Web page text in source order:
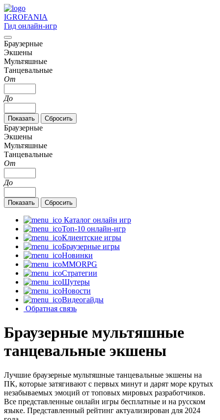
IGROFANIA
Гид онлайн-игр
Браузерные
Экшены
Мультяшные
Танцевальные
От
До
Браузерные
Экшены
Мультяшные
Танцевальные
От
До
Каталог онлайн игр
Топ-10 онлайн-игр
Клиентские игры
Браузерные игры
Новинки
MMORPG
Стратегии
Шутеры
Новости
Видеогайды
Обратная связь
Браузерные мультяшные
танцевальные экшены
Лучшие браузерные мультяшные танцевальные экшены на
ПК, которые затягивают с первых минут и дарят море крутых
незабываемых эмоций от топовых мировых разработчиков.
Все представленные онлайн игры бесплатные и на русском
языке. Представленный рейтинг актуализирован для 2024